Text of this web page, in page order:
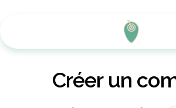
Créer un